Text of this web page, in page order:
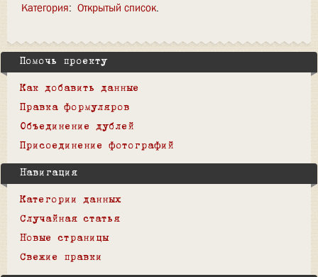
Категория: Открытый список
Помочь проекту
Как добавить данные
Правка формуляров
Объединение дублей
Присоединение фотографий
Навигация
Категории данных
Случайная статья
Новые страницы
Свежие правки